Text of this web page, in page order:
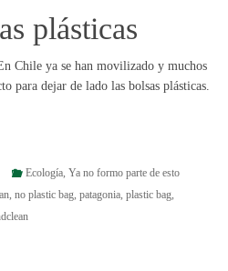
plásticas
Chile ya se han movilizado y muchos
para dejar de lado las bolsas plásticas.
Ecología, Ya no formo parte de esto
, no plastic bag, patagonia, plastic bag,